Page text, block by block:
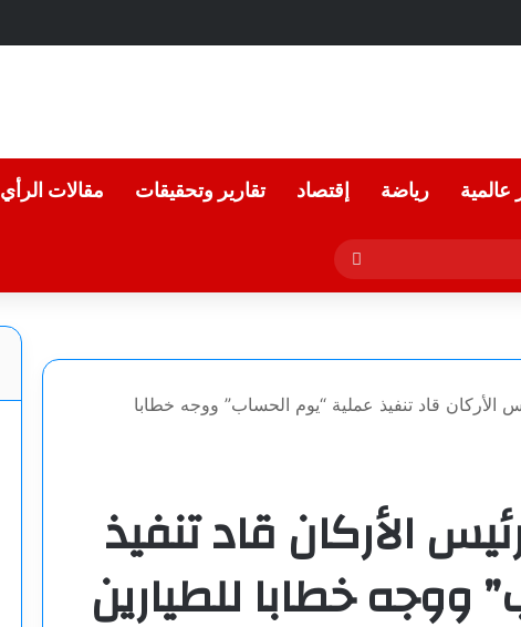
عالمية رياضة إقتصاد تقارير وتحقيقات مقالات الرأي
بحث
عن
الأركان قاد تنفيذ عملية “يوم الحساب” ووجه خطابا
الأركان قاد تنفيذ
ووجه خطابا للطيارين